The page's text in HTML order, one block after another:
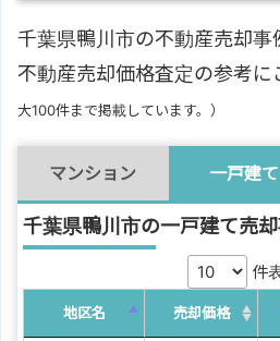
千葉県鴨川市の不動産売却事
不動産売却価格査定の参考に
大100件まで掲載しています。）
マンション 一戸建て
千葉県鴨川市の一戸建て売
件
地区名 売却価格